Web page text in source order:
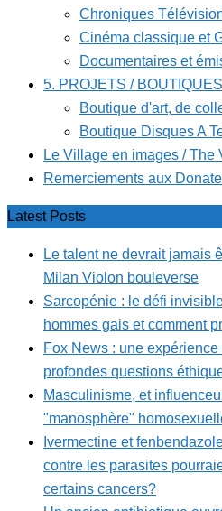
Chroniques
Cinéma classique et
Documentaires et
5. PROJETS / BOUTIQUES
Boutique d'art, de
Boutique Disques A
Le Village en images / The
Remerciements aux
Latest Posts
Le talent ne devrait jamais
Milan Violon bouleverse
Sarcopénie : le défi
hommes gais et comment
Fox News : une
profondes questions
Masculinisme, et
"manosphère"
Ivermectine et
contre les parasites
certains cancers?